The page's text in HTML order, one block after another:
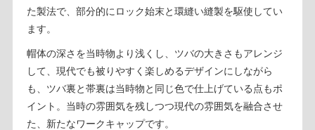
た製法で、部分的にロック始末と環縫い縫製を駆使してい
ます。
帽体の深さを当時物より浅くし、ツバの大きさもアレンジ
して、現代でも被りやすく楽しめるデザインにしながら
も、ツバ裏と帯裏は当時物と同じ色で仕上げている点もポ
イント。当時の雰囲気を残しつつ現代の雰囲気を融合させ
た、新たなワークキャップです。